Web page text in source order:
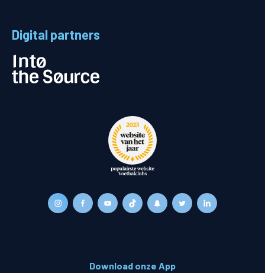
Digital partners
Download onze App